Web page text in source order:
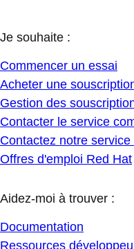
Je souhaite :
Commencer un essai
Acheter une
Gestion des
Contacter le service
Contactez notre
Offres d'emploi Red Hat
Aidez-moi à trouver :
Documentation
Ressources